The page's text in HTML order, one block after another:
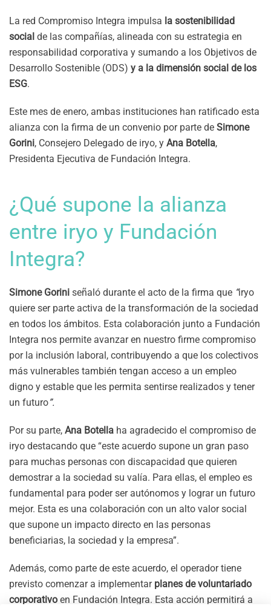
La red Compromiso Integra impulsa la sostenibilidad
social de las compañías, alineada con su estrategia en
responsabilidad corporativa y sumando a los Objetivos de
Desarrollo Sostenible (ODS) y a la dimensión social de los
ESG.
Este mes de enero, ambas instituciones han ratificado esta
alianza con la firma de un convenio por parte de Simone
Gorini, Consejero Delegado de iryo, y Ana Botella,
Presidenta Ejecutiva de Fundación Integra.
¿Qué supone la alianza
entre iryo y Fundación
Integra?
Simone Gorini señaló durante el acto de la firma que “iryo
quiere ser parte activa de la transformación de la sociedad
en todos los ámbitos. Esta colaboración junto a Fundación
Integra nos permite avanzar en nuestro firme compromiso
por la inclusión laboral, contribuyendo a que los colectivos
más vulnerables también tengan acceso a un empleo
digno y estable que les permita sentirse realizados y tener
un futuro”.
Por su parte, Ana Botella ha agradecido el compromiso de
iryo destacando que “este acuerdo supone un gran paso
para muchas personas con discapacidad que quieren
demostrar a la sociedad su valía. Para ellas, el empleo es
fundamental para poder ser autónomos y lograr un futuro
mejor. Esta es una colaboración con un alto valor social
que supone un impacto directo en las personas
beneficiarias, la sociedad y la empresa”.
Además, como parte de este acuerdo, el operador tiene
previsto comenzar a implementar planes de voluntariado
corporativo en Fundación Integra. Esta acción permitirá a